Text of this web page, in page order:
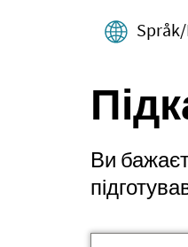
Ви